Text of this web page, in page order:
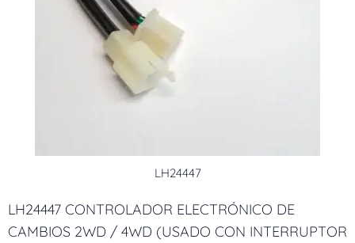
LH24447
LH24447 CONTROLADOR ELECTRÓNICO DE
CAMBIOS 2WD / 4WD (USADO CON INTERRUPTOR